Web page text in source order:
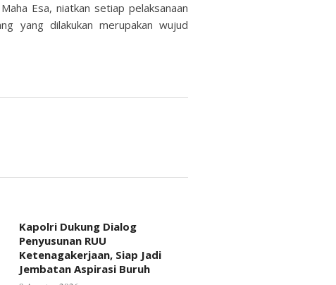
Esa, niatkan setiap pelaksanaan
yang dilakukan merupakan wujud
Kapolri Dukung Dialog
Penyusunan RUU
Ketenagakerjaan, Siap Jadi
Jembatan Aspirasi Buruh